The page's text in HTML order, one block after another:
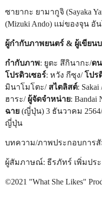
ซายากะ ยามากูจิ (Sayaka
(Mizuki Ando) แม่ของจุน อั
ผู้กำกับภาพยนตร์ & ผู้เขียน
กำกับภาพ: ยูตะ สึกินากะ/ด
โปรดิวเซอร์: หวัง กีซุง/โปร
มินาโมโตะ/ สไตลิสต์: Sakai
ฮาระ/ ผู้จัดจำหน่าย: Bandai
ฉาย (ญี่ปุ่น) 3 ธันวาคม
ญี่ปุ่น
บทความ/ภาพประกอบการสั
ผู้สัมภาษณ์: ธีรภัทร์ เพิ่มประ
©2021 "What She Likes"